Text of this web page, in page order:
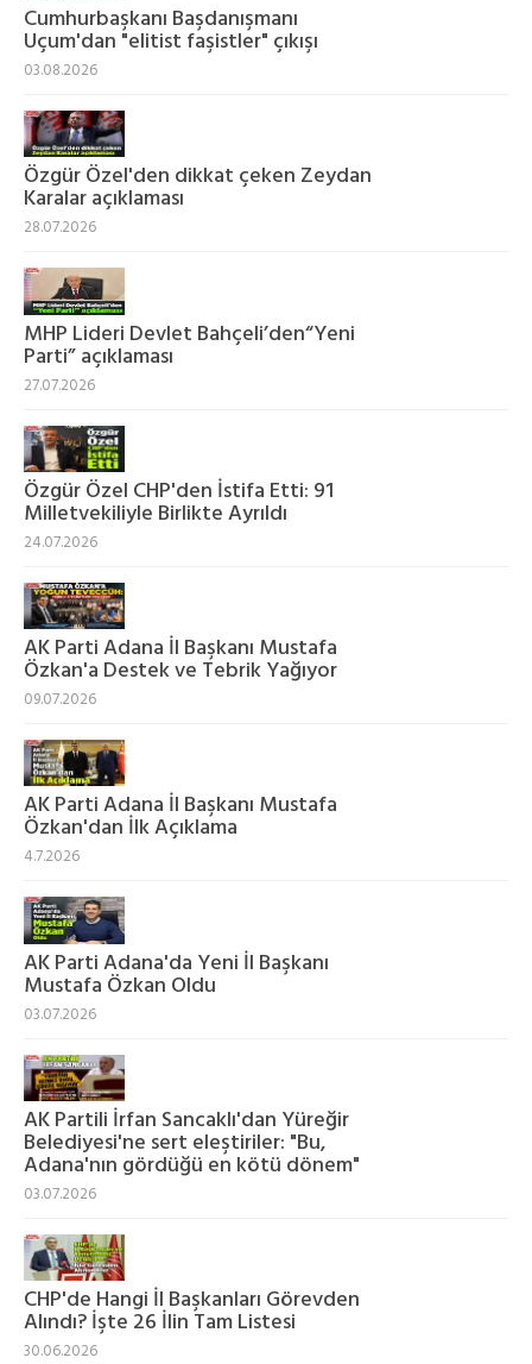
Cumhurbaşkanı Başdanışmanı
Uçum'dan "elitist faşistler" çıkışı
03.08.2026
Özgür Özel'den dikkat çeken Zeydan
Karalar açıklaması
28.07.2026
MHP Lideri Devlet Bahçeli’den“Yeni
Parti” açıklaması
27.07.2026
Özgür Özel CHP'den İstifa Etti: 91
Milletvekiliyle Birlikte Ayrıldı
24.07.2026
AK Parti Adana İl Başkanı Mustafa
Özkan'a Destek ve Tebrik Yağıyor
09.07.2026
AK Parti Adana İl Başkanı Mustafa
Özkan'dan İlk Açıklama
4.7.2026
AK Parti Adana'da Yeni İl Başkanı
Mustafa Özkan Oldu
03.07.2026
AK Partili İrfan Sancaklı'dan Yüreğir
Belediyesi'ne sert eleştiriler: "Bu,
Adana'nın gördüğü en kötü dönem"
03.07.2026
CHP'de Hangi İl Başkanları Görevden
Alındı? İşte 26 İlin Tam Listesi
30.06.2026